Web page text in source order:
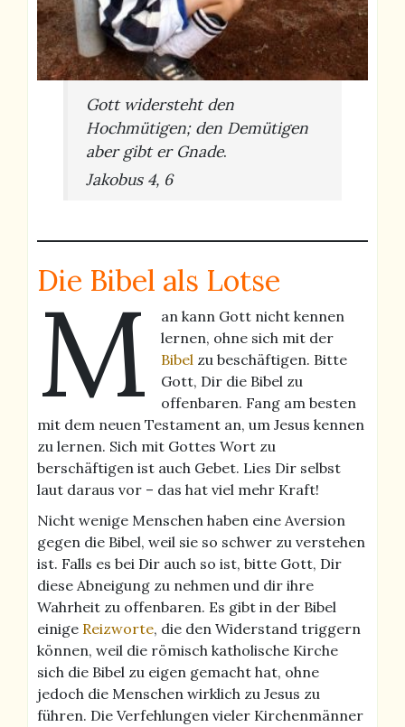
Gott widersteht den
Hochmütigen; den Demütigen
aber gibt er Gnade.
Jakobus 4, 6
Die Bibel als Lotse
M
an kann Gott nicht kennen
lernen, ohne sich mit der
Bibel zu beschäftigen. Bitte
Gott, Dir die Bibel zu
offenbaren. Fang am besten
mit dem neuen Testament an, um Jesus kennen
zu lernen. Sich mit Gottes Wort zu
berschäftigen ist auch Gebet. Lies Dir selbst
laut daraus vor – das hat viel mehr Kraft!
Nicht wenige Menschen haben eine Aversion
gegen die Bibel, weil sie so schwer zu verstehen
ist. Falls es bei Dir auch so ist, bitte Gott, Dir
diese Abneigung zu nehmen und dir ihre
Wahrheit zu offenbaren. Es gibt in der Bibel
einige Reizworte, die den Widerstand triggern
können, weil die römisch katholische Kirche
sich die Bibel zu eigen gemacht hat, ohne
jedoch die Menschen wirklich zu Jesus zu
führen. Die Verfehlungen vieler Kirchenmänner